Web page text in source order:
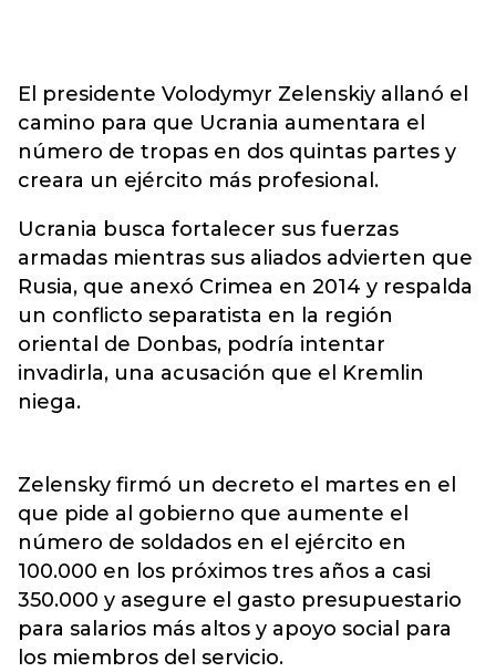
El presidente Volodymyr Zelenskiy allanó el
camino para que Ucrania aumentara el
número de tropas en dos quintas partes y
creara un ejército más profesional.
Ucrania busca fortalecer sus fuerzas
armadas mientras sus aliados advierten que
Rusia, que anexó Crimea en 2014 y respalda
un conflicto separatista en la región
oriental de Donbas, podría intentar
invadirla, una acusación que el Kremlin
niega.
Zelensky firmó un decreto el martes en el
que pide al gobierno que aumente el
número de soldados en el ejército en
100.000 en los próximos tres años a casi
350.000 y asegure el gasto presupuestario
para salarios más altos y apoyo social para
los miembros del servicio.